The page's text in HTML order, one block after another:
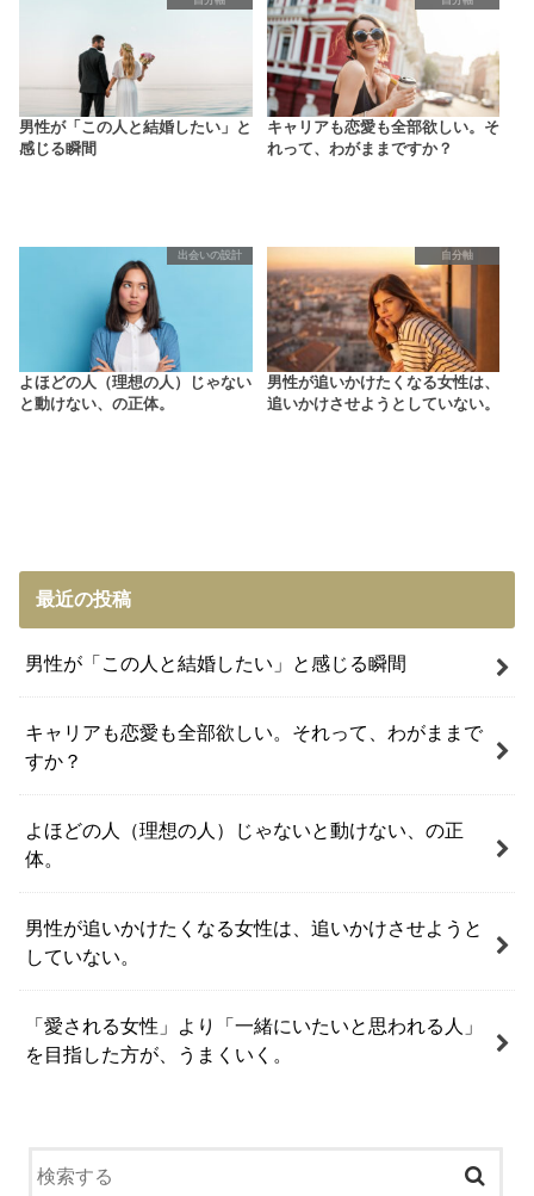
男性が「この人と結婚したい」と
感じる瞬間
キャリアも恋愛も全部欲しい。そ
れって、わがままですか？
出会いの設計
よほどの人（理想の人）じゃない
と動けない、の正体。
自分軸
男性が追いかけたくなる女性は、
追いかけさせようとしていない。
最近の投稿
男性が「この人と結婚したい」と感じる瞬間
キャリアも恋愛も全部欲しい。それって、わがままで
すか？
よほどの人（理想の人）じゃないと動けない、の正
体。
男性が追いかけたくなる女性は、追いかけさせようと
していない。
「愛される女性」より「一緒にいたいと思われる人」
を目指した方が、うまくいく。